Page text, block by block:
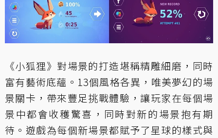
《小狐狸》對場景的打造堪稱精雕細磨，同時
富有藝術底蘊。13個風格各異，唯美夢幻的場
景關卡，帶來豐足挑戰體驗，讓玩家在每個場
景中都會收穫驚喜，同時對新的場景抱有期
待。遊戲為每個新場景都賦予了星球的樣式與